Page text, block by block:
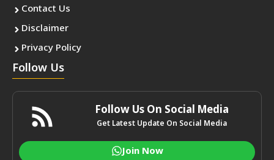
Contact Us
Disclaimer
Privacy Policy
Follow Us
Follow Us On Social Media
Get Latest Update On Social Media
Join Now